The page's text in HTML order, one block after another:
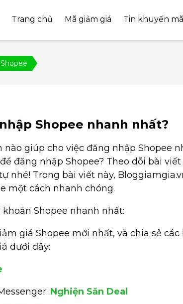
Trang chủ Mã giảm giá Tin khuyến
Shopee nhanh nhất?
giúp cho việc đăng nhập Shopee
đăng nhập Shopee? Theo dõi bài
nhé! Trong bài viết này,
một cách nhanh chóng.
Shopee nhanh nhất:
giá Shopee mới nhất, và chia sẻ
dưới đây:
Nghiện Săn Deal